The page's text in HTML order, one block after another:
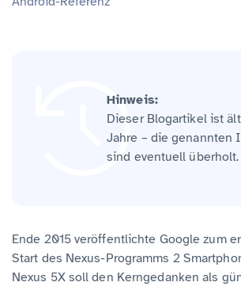
Hinweis:
Dieser Blogartikel ist
Jahre – die genannten
sind eventuell überholt.
Ende 2015 veröffentlichte Google zum
Start des Nexus-Programms 2
Nexus 5X soll den Kerngedanken als